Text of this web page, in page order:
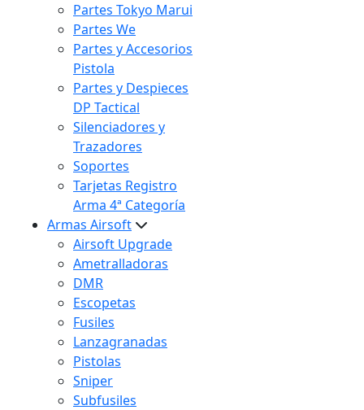
Partes Tokyo Marui
Partes We
Partes y Accesorios
Pistola
Partes y Despieces
DP Tactical
Silenciadores y
Trazadores
Soportes
Tarjetas Registro
Arma 4ª Categoría
Armas Airsoft
Airsoft Upgrade
Ametralladoras
DMR
Escopetas
Fusiles
Lanzagranadas
Pistolas
Sniper
Subfusiles